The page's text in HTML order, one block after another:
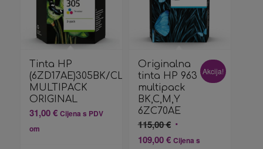
Tinta HP
(6ZD17AE)305BK/CL
MULTIPACK
ORIGINAL
31,00€ Cijena s PDV
om
Originalna
tinta HP 963
multipack
BK,C,M,Y
6ZC70AE
115,00€ Izvorna
cijena
109,00€Trenutna
Cijena s
Akcija!